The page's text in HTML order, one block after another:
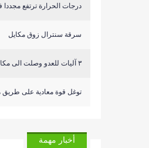
درجات الحرارة ترتفع مجددا
سرقة سنترال زوق مكايل
٣ آليات للعدو وصلت الى مكان قريب من ثكنة الجيش الل...
توغل قوة معادية على
أخبار مهمة